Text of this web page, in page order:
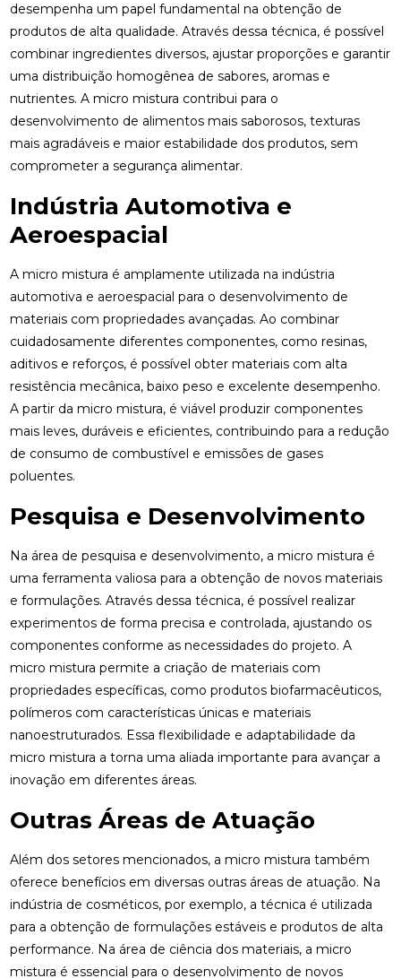
desempenha um papel fundamental na obtenção de
produtos de alta qualidade. Através dessa técnica, é possível
combinar ingredientes diversos, ajustar proporções e garantir
uma distribuição homogênea de sabores, aromas e
nutrientes. A micro mistura contribui para o
desenvolvimento de alimentos mais saborosos, texturas
mais agradáveis e maior estabilidade dos produtos, sem
comprometer a segurança alimentar.
Indústria Automotiva e
Aeroespacial
A micro mistura é amplamente utilizada na indústria
automotiva e aeroespacial para o desenvolvimento de
materiais com propriedades avançadas. Ao combinar
cuidadosamente diferentes componentes, como resinas,
aditivos e reforços, é possível obter materiais com alta
resistência mecânica, baixo peso e excelente desempenho.
A partir da micro mistura, é viável produzir componentes
mais leves, duráveis e eficientes, contribuindo para a redução
de consumo de combustível e emissões de gases
poluentes.
Pesquisa e Desenvolvimento
Na área de pesquisa e desenvolvimento, a micro mistura é
uma ferramenta valiosa para a obtenção de novos materiais
e formulações. Através dessa técnica, é possível realizar
experimentos de forma precisa e controlada, ajustando os
componentes conforme as necessidades do projeto. A
micro mistura permite a criação de materiais com
propriedades específicas, como produtos biofarmacêuticos,
polímeros com características únicas e materiais
nanoestruturados. Essa flexibilidade e adaptabilidade da
micro mistura a torna uma aliada importante para avançar a
inovação em diferentes áreas.
Outras Áreas de Atuação
Além dos setores mencionados, a micro mistura também
oferece benefícios em diversas outras áreas de atuação. Na
indústria de cosméticos, por exemplo, a técnica é utilizada
para a obtenção de formulações estáveis e produtos de alta
performance. Na área de ciência dos materiais, a micro
mistura é essencial para o desenvolvimento de novos